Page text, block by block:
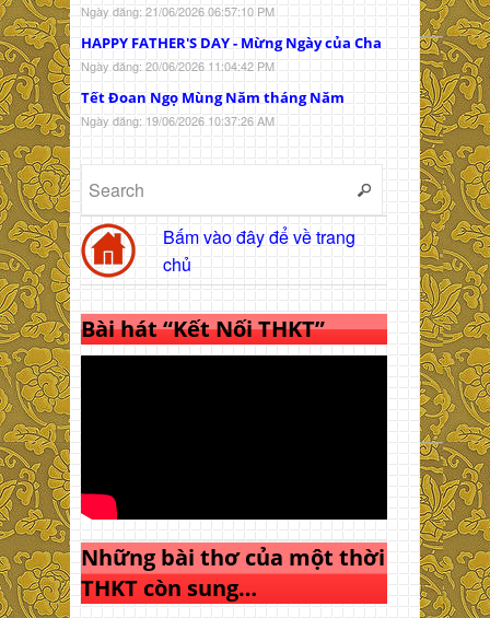
Ngày đăng: 21/06/2026 06:57:10 PM
HAPPY FATHER'S DAY - Mừng Ngày của Cha
Ngày đăng: 20/06/2026 11:04:42 PM
Tết Đoan Ngọ Mùng Năm tháng Năm
Ngày đăng: 19/06/2026 10:37:26 AM
Bấm vào đây để về trang
chủ
Bài hát “Kết Nối THKT”
Những bài thơ của một thời
THKT còn sung…